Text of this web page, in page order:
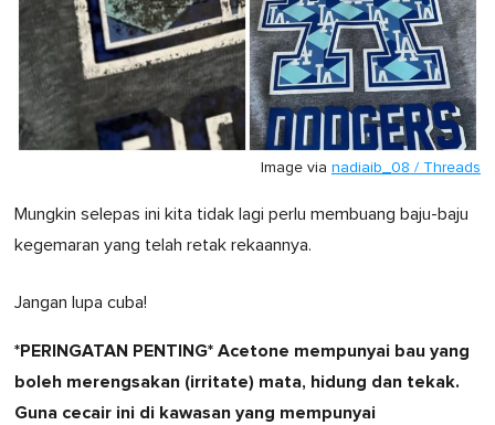
Image via nadiaib_08 / Threads
Mungkin selepas ini kita tidak lagi perlu membuang baju-baju
kegemaran yang telah retak rekaannya.
Jangan lupa cuba!
*PERINGATAN PENTING* Acetone mempunyai bau yang
boleh merengsakan (irritate) mata, hidung dan tekak.
Guna cecair ini di kawasan yang mempunyai